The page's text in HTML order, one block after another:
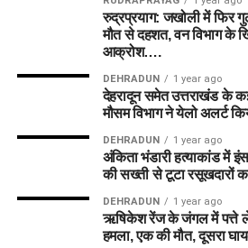
खिलाड़ी
8
Best Dream11
Match 24 (Small
रुद्रप्रयाग: जखोली में फिर
मौत से दहशत, वन विभाग के
आक्रोश….
DEHRADUN 1 year ago
देहरादून समेत उत्तराखंड के
मौसम विभाग ने येलो अलर्ट
DEHRADUN 1 year ago
अंकिता भंडारी हत्याकांड में
की सख्ती से टूटा रसूखदारों
DEHRADUN 1 year ago
ऋषिकेश रेंज के जंगल में पत्ते
हमला, एक की मौत, दूसरा